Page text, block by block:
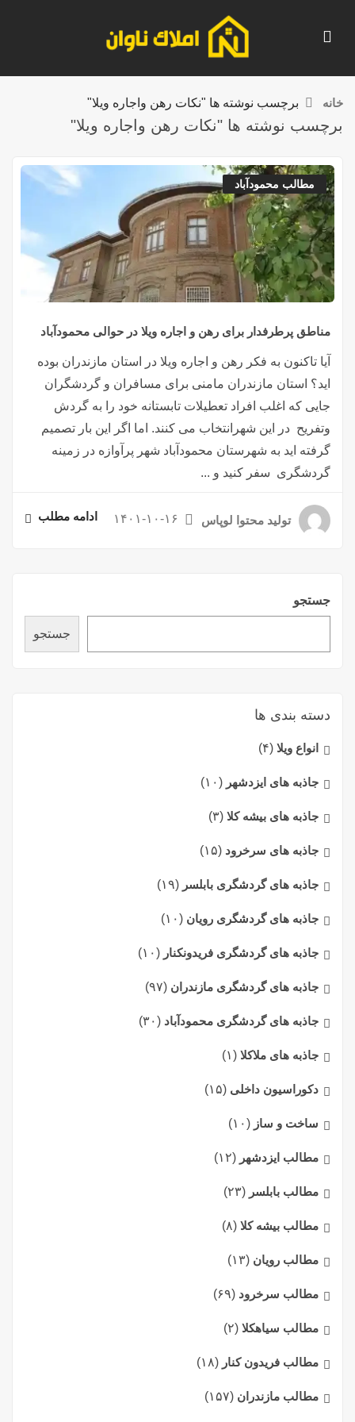
خانه برچسب نوشته ها "نکات رهن واجاره ویلا"
برچسب نوشته ها "نکات رهن واجاره ویلا"
جستجو
جستجو
دسته بندی ها
انواع ویلا (۴)
جاذبه های ایزدشهر (۱۰)
جاذبه های بیشه کلا (۳)
جاذبه های سرخرود (۱۵)
جاذبه های گردشگری بابلسر (۱۹)
جاذبه های گردشگری رویان (۱۰)
جاذبه های گردشگری فریدونکنار (۱۰)
جاذبه های گردشگری مازندران (۹۷)
جاذبه های گردشگری محمودآباد (۳۰)
جاذبه های ملاکلا (۱)
دکوراسیون داخلی (۱۵)
ساخت و ساز (۱۰)
مطالب ایزدشهر (۱۲)
مطالب بابلسر (۲۳)
مطالب بیشه کلا (۸)
مطالب رویان (۱۳)
مطالب سرخرود (۶۹)
مطالب سیاهکلا (۲)
مطالب فریدون کنار (۱۸)
مطالب مازندران (۱۵۷)
مطالب محمودآباد
مناطق پرطرفدار برای رهن و اجاره ویلا در حوالی محمودآباد
آیا تاکنون به فکر رهن و اجاره ویلا در استان مازندران بوده
اید؟ استان مازندران مامنی برای مسافران و گردشگران
جایی که اغلب افراد تعطیلات تابستانه خود را به گردش
وتفریح در این شهرانتخاب می کنند. اما اگر این بار تصمیم
گرفته اید به شهرستان محمودآباد شهر پرآوازه در زمینه
گردشگری سفر کنید و ...
تولید محتوا لوپاس ۱۴۰۱-۱۰-۱۶ ادامه مطلب